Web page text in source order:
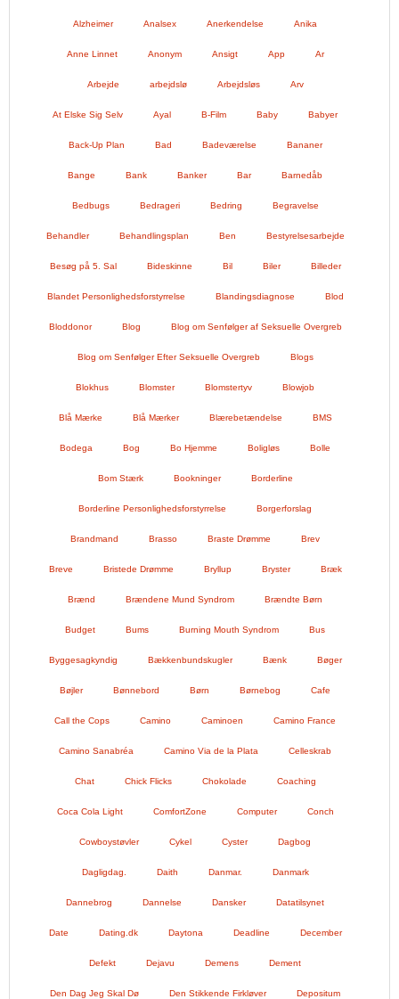
Alzheimer Analsex Anerkendelse Anika
Anne Linnet Anonym Ansigt App Ar
Arbejde arbejdslø Arbejdsløs Arv
At Elske Sig Selv Ayal B-Film Baby Babyer
Back-Up Plan Bad Badeværelse Bananer
Bange Bank Banker Bar Barnedåb
Bedbugs Bedrageri Bedring Begravelse
Behandler Behandlingsplan Ben Bestyrelsesarbejde
Besøg på 5. Sal Bideskinne Bil Biler Billeder
Blandet Personlighedsforstyrrelse Blandingsdiagnose Blod
Bloddonor Blog Blog om Senfølger af Seksuelle Overgreb
Blog om Senfølger Efter Seksuelle Overgreb Blogs
Blokhus Blomster Blomstertyv Blowjob
Blå Mærke Blå Mærker Blærebetændelse BMS
Bodega Bog Bo Hjemme Boligløs Bolle
Bom Stærk Bookninger Borderline
Borderline Personlighedsforstyrrelse Borgerforslag
Brandmand Brasso Braste Drømme Brev
Breve Bristede Drømme Bryllup Bryster Bræk
Brænd Brændene Mund Syndrom Brændte Børn
Budget Bums Burning Mouth Syndrom Bus
Byggesagkyndig Bækkenbundskugler Bænk Bøger
Bøjler Bønnebord Børn Børnebog Cafe
Call the Cops Camino Caminoen Camino France
Camino Sanabréa Camino Via de la Plata Celleskrab
Chat Chick Flicks Chokolade Coaching
Coca Cola Light ComfortZone Computer Conch
Cowboystøvler Cykel Cyster Dagbog
Dagligdag. Daith Danmar. Danmark
Dannebrog Dannelse Dansker Datatilsynet
Date Dating.dk Daytona Deadline December
Defekt Dejavu Demens Dement
Den Dag Jeg Skal Dø Den Stikkende Firkløver Depositum